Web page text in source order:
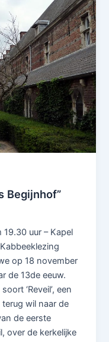
Begijnhof”
uur – Kapel
op 18 november
de 13de eeuw.
‘Reveil’, een
wil naar de
de eerste
over de kerkelijke